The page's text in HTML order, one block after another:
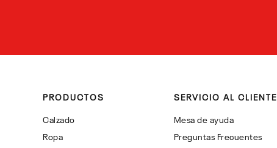
PRODUCTOS
Calzado
Ropa
SERVICIO AL CLIENTE
Mesa de ayuda
Preguntas Frecuentes